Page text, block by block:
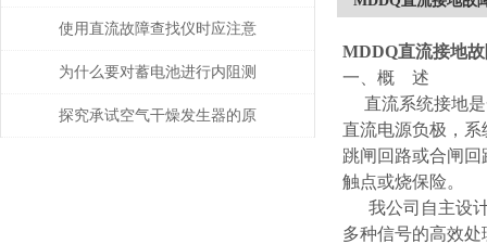
都知道吗
使用直流故障查找仪时应注意
的安全事项
为什么要对蓄电池进行内阻测
试？
探究承试空气干燥发生器的原
MDDQ直流接地
一、概 述
直流系统接地是
直流电源负极，
跳闸回路或合闸
触点或烧保险。
我公司自主设计
多种信号的高效